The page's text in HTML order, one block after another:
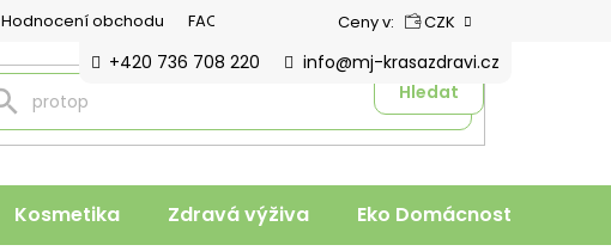
Hodnocení obchodu FAQ Ceny v: CZK
Hledat
+420 736 708 220 info@mj-krasazdravi.cz
Kosmetika Zdravá výživa Eko Domácnost